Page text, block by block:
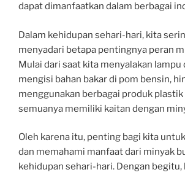
dapat dimanfaatkan dalam berbagai
Dalam kehidupan sehari-hari, kita
menyadari betapa pentingnya peran
Mulai dari saat kita menyalakan lampu
mengisi bahan bakar di pom bensin,
menggunakan berbagai produk
semuanya memiliki kaitan dengan
Oleh karena itu, penting bagi kita
dan memahami manfaat dari minyak
kehidupan sehari-hari. Dengan begitu,